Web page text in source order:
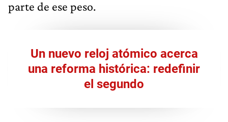
parte de ese peso.
Un nuevo reloj atómico acerca
una reforma histórica: redefinir
el segundo